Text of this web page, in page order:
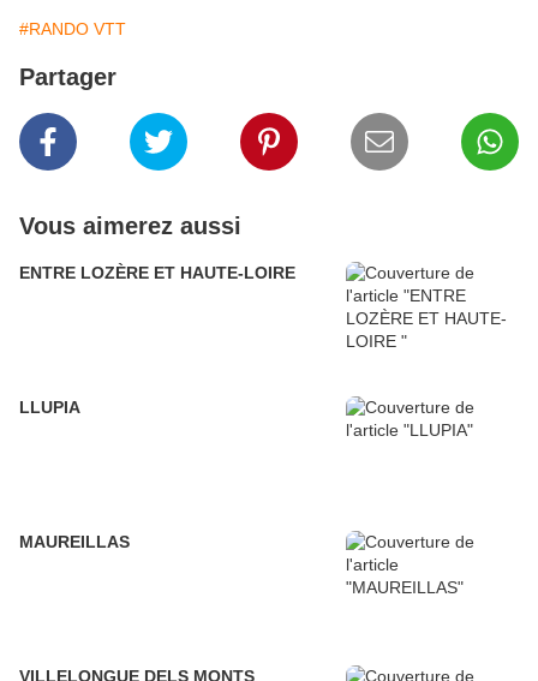
#RANDO VTT
Partager
Vous aimerez aussi
ENTRE LOZÈRE ET HAUTE-LOIRE
LLUPIA
MAUREILLAS
VILLELONGUE DELS MONTS